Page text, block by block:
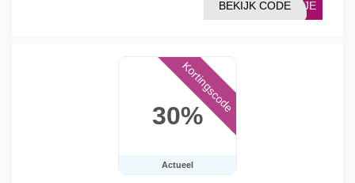
UTJE
BEKIJK CODE
30%
Actueel
Kortingscode